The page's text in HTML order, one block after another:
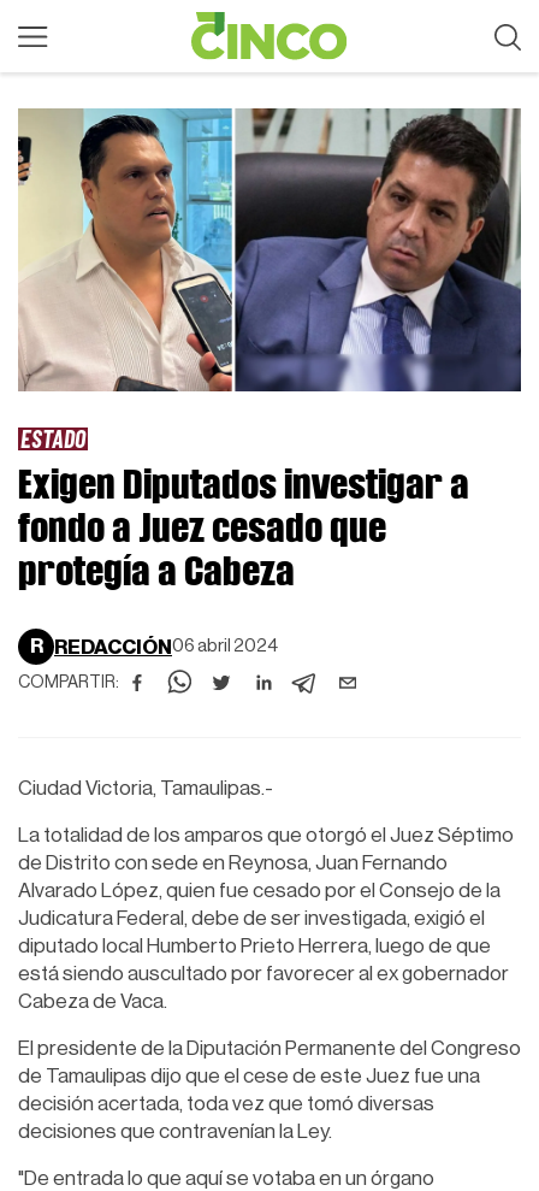
ESTADO
Exigen Diputados investigar a
fondo a Juez cesado que
protegía a Cabeza
R REDACCIÓN 06 abril 2024
COMPARTIR:
Ciudad Victoria, Tamaulipas.-
La totalidad de los amparos que otorgó el Juez Séptimo
de Distrito con sede en Reynosa, Juan Fernando
Alvarado López, quien fue cesado por el Consejo de la
Judicatura Federal, debe de ser investigada, exigió el
diputado local Humberto Prieto Herrera, luego de que
está siendo auscultado por favorecer al ex gobernador
Cabeza de Vaca.
El presidente de la Diputación Permanente del Congreso
de Tamaulipas dijo que el cese de este Juez fue una
decisión acertada, toda vez que tomó diversas
decisiones que contravenían la Ley.
"De entrada lo que aquí se votaba en un órgano